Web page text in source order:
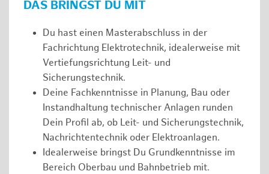
DAS BRINGST DU MIT
Du hast einen Masterabschluss in der
Fachrichtung Elektrotechnik, idealerweise mit
Vertiefungsrichtung Leit- und
Sicherungstechnik.
Deine Fachkenntnisse in Planung, Bau oder
Instandhaltung technischer Anlagen runden
Dein Profil ab, ob Leit- und Sicherungstechnik,
Nachrichtentechnik oder Elektroanlagen.
Idealerweise bringst Du Grundkenntnisse im
Bereich Oberbau und Bahnbetrieb mit.